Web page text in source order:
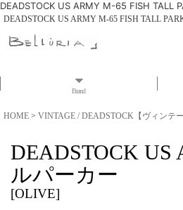
DEADSTOCK US ARMY M-65 FISH TALL
DEADSTOCK US ARMY M-65 FISH TALL
Brand
HOME > VINTAGE / DEADSTOCK【ヴィンテ
DEADSTOCK
ルパーカー
[OLIVE]